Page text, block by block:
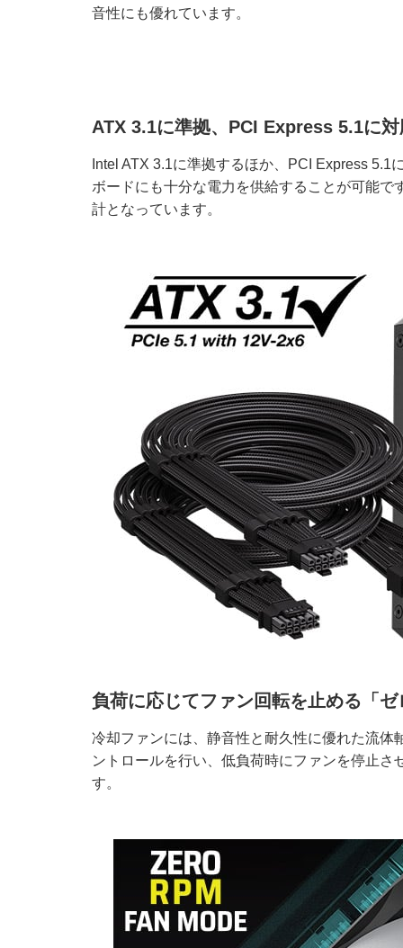
音性にも優れています。
ATX 3.1に準拠、PCI Express 5.1に対
Intel ATX 3.1に準拠するほか、PCI Express
ボードにも十分な電力を供給することが可能
計となっています。
負荷に応じてファン回転を止める「
冷却ファンには、静音性と耐久性に優れた流
ントロールを行い、低負荷時にファンを停止
す。